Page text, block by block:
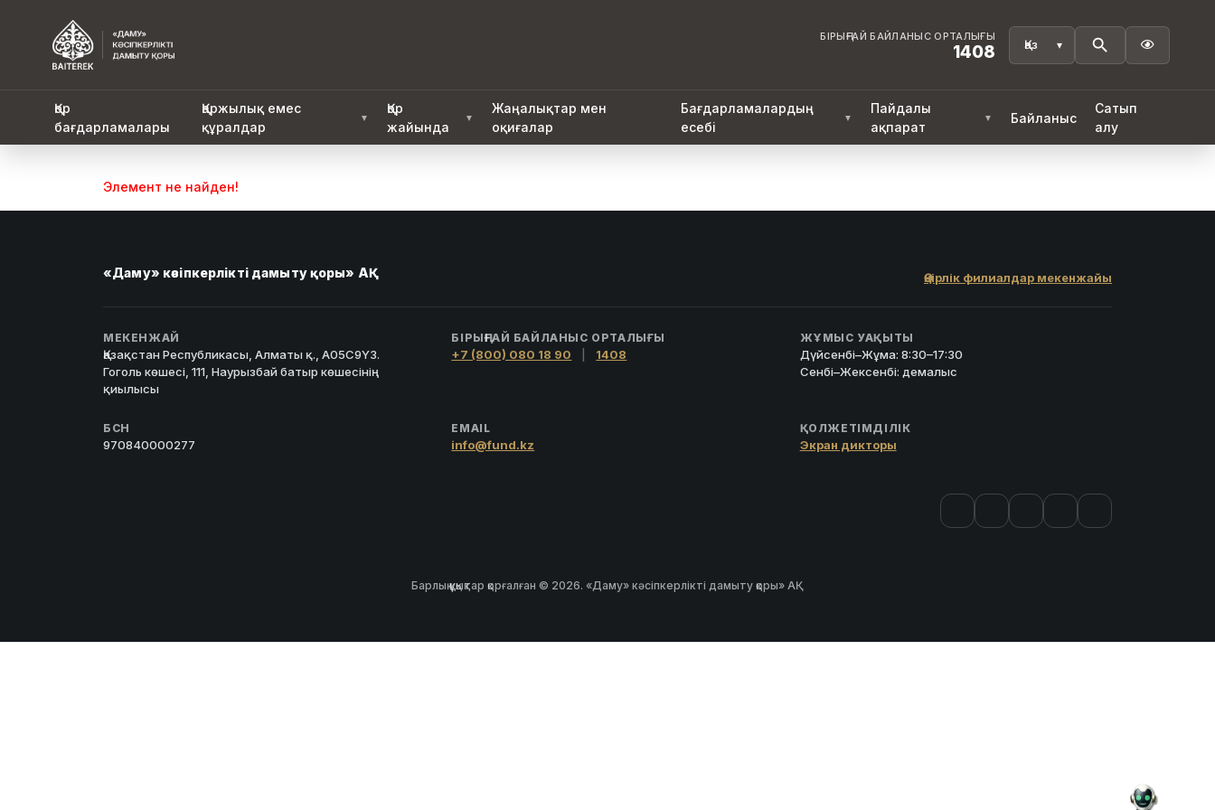
БІРЫҢҒАЙ БАЙЛАНЫС ОРТАЛЫҒЫ
1408 
Қор
бағдарламалары
Қаржылық емес
құралдар
▼
Қор
жайында
▼
Жаңалықтар мен
оқиғалар
Бағдарламалардың
есебі
▼
Пайдалы
ақпарат
▼ Байланыс
Сатып
алу
Элемент не найден!
«Даму» кәсіпкерлікті дамыту қоры» АҚ Өңірлік филиалдар мекенжайы
МЕКЕНЖАЙ
Қазақстан Республикасы, Алматы қ., A05C9Y3.
Гоголь көшесі, 111, Наурызбай батыр көшесінің
қиылысы
БІРЫҢҒАЙ БАЙЛАНЫС ОРТАЛЫҒЫ
+7 (800) 080 18 90 1408
ЖҰМЫС УАҚЫТЫ
Дүйсенбі–Жұма: 8:30–17:30
Сенбі–Жексенбі: демалыс
БСН
970840000277
EMAIL
info@fund.kz
ҚОЛЖЕТІМДІЛІК
Экран дикторы
Барлық құқықтар қорғалған © 2026. «Даму» кәсіпкерлікті дамыту қоры» АҚ